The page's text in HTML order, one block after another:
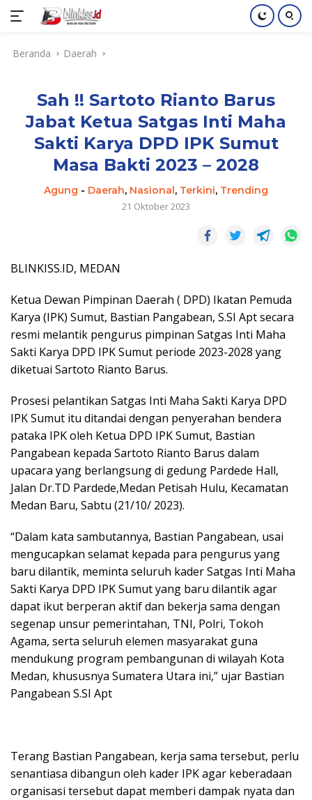
Beranda Daerah
Sah !! Sartoto Rianto Barus
Jabat Ketua Satgas Inti Maha
Sakti Karya DPD IPK Sumut
Masa Bakti 2023 – 2028
Agung - Daerah, Nasional, Terkini, Trending
21 Oktober 2023
BLINKISS.ID, MEDAN
Ketua Dewan Pimpinan Daerah ( DPD) Ikatan Pemuda
Karya (IPK) Sumut, Bastian Pangabean, S.SI Apt secara
resmi melantik pengurus pimpinan Satgas Inti Maha
Sakti Karya DPD IPK Sumut periode 2023-2028 yang
diketuai Sartoto Rianto Barus.
Prosesi pelantikan Satgas Inti Maha Sakti Karya DPD
IPK Sumut itu ditandai dengan penyerahan bendera
pataka IPK oleh Ketua DPD IPK Sumut, Bastian
Pangabean kepada Sartoto Rianto Barus dalam
upacara yang berlangsung di gedung Pardede Hall,
Jalan Dr.TD Pardede,Medan Petisah Hulu, Kecamatan
Medan Baru, Sabtu (21/10/ 2023).
“Dalam kata sambutannya, Bastian Pangabean, usai
mengucapkan selamat kepada para pengurus yang
baru dilantik, meminta seluruh kader Satgas Inti Maha
Sakti Karya DPD IPK Sumut yang baru dilantik agar
dapat ikut berperan aktif dan bekerja sama dengan
segenap unsur pemerintahan, TNI, Polri, Tokoh
Agama, serta seluruh elemen masyarakat guna
mendukung program pembangunan di wilayah Kota
Medan, khususnya Sumatera Utara ini,” ujar Bastian
Pangabean S.SI Apt
Terang Bastian Pangabean, kerja sama tersebut, perlu
senantiasa dibangun oleh kader IPK agar keberadaan
organisasi tersebut dapat memberi dampak nyata dan